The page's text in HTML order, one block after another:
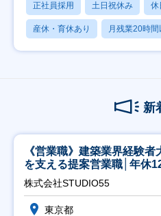
正社員採用 土日祝休み 休
産休・育休あり 月残業20時間
新
《営業職》建築業界経験
を支える提案営業職│年休
株式会社STUDIO55
東京都